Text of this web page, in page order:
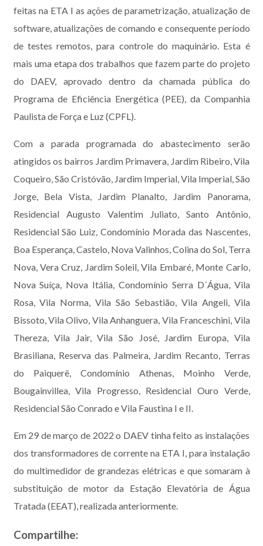
feitas na ETA I as ações de parametrização, atualização de
software, atualizações de comando e consequente período
de testes remotos, para controle do maquinário. Esta é
mais uma etapa dos trabalhos que fazem parte do projeto
do DAEV, aprovado dentro da chamada pública do
Programa de Eficiência Energética (PEE), da Companhia
Paulista de Força e Luz (CPFL).
Com a parada programada do abastecimento serão
atingidos os bairros Jardim Primavera, Jardim Ribeiro, Vila
Coqueiro, São Cristóvão, Jardim Imperial, Vila Imperial, São
Jorge, Bela Vista, Jardim Planalto, Jardim Panorama,
Residencial Augusto Valentim Juliato, Santo Antônio,
Residencial São Luiz, Condomínio Morada das Nascentes,
Boa Esperança, Castelo, Nova Valinhos, Colina do Sol, Terra
Nova, Vera Cruz, Jardim Soleil, Vila Embaré, Monte Carlo,
Nova Suíça, Nova Itália, Condomínio Serra D´Água, Vila
Rosa, Vila Norma, Vila São Sebastião, Vila Angeli, Vila
Bissoto, Vila Olivo, Vila Anhanguera, Vila Franceschini, Vila
Thereza, Vila Jair, Vila São José, Jardim Europa, Vila
Brasiliana, Reserva das Palmeira, Jardim Recanto, Terras
do Paiquerê, Condomínio Athenas, Moinho Verde,
Bougainvillea, Vila Progresso, Residencial Ouro Verde,
Residencial São Conrado e Vila Faustina I e II.
Em 29 de março de 2022 o DAEV tinha feito as instalações
dos transformadores de corrente na ETA I, para instalação
do multimedidor de grandezas elétricas e que somaram à
substituição de motor da Estação Elevatória de Água
Tratada (EEAT), realizada anteriormente.
Compartilhe: